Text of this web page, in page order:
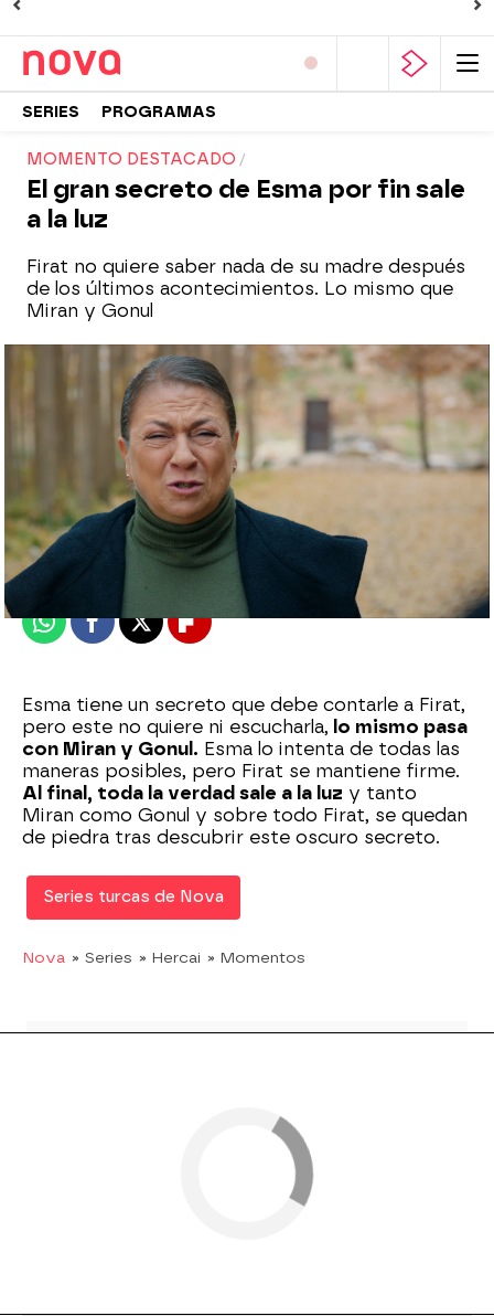
SERIES PROGRAMAS
MOMENTO DESTACADO
El gran secreto de Esma por fin sale
a la luz
Firat no quiere saber nada de su madre después
de los últimos acontecimientos. Lo mismo que
Miran y Gonul
Nova
Madrid
Publicado: 17 de julio de 2021, 23:02
WhatsappFacebook
X Flipboard
Esma tiene un secreto que debe contarle a Firat,
pero este no quiere ni escucharla, lo mismo pasa
con Miran y Gonul. Esma lo intenta de todas las
maneras posibles, pero Firat se mantiene firme.
Al final, toda la verdad sale a la luz y tanto
Miran como Gonul y sobre todo Firat, se quedan
de piedra tras descubrir este oscuro secreto.
Series turcas de Nova
Nova » Series » Hercai » Momentos